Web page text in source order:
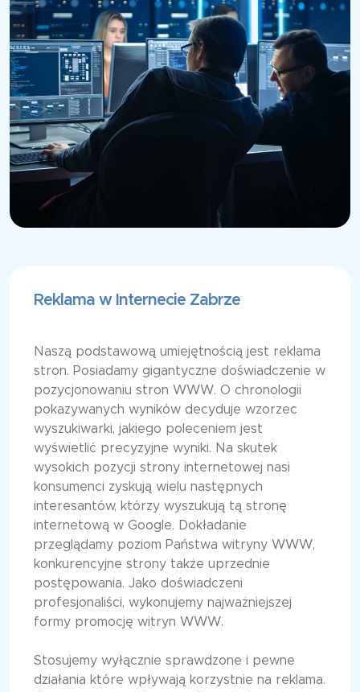
Reklama w Internecie Zabrze
Naszą podstawową umiejętnością jest reklama
stron. Posiadamy gigantyczne doświadczenie w
pozycjonowaniu stron WWW. O chronologii
pokazywanych wyników decyduje wzorzec
wyszukiwarki, jakiego poleceniem jest
wyświetlić precyzyjne wyniki. Na skutek
wysokich pozycji strony internetowej nasi
konsumenci zyskują wielu następnych
interesantów, którzy wyszukują tą stronę
internetową w Google. Dokładanie
przeglądamy poziom Państwa witryny WWW,
konkurencyjne strony także uprzednie
postępowania. Jako doświadczeni
profesjonaliści, wykonujemy najważniejszej
formy promocję witryn WWW.
Stosujemy wyłącznie sprawdzone i pewne
działania które wpływają korzystnie na reklama.